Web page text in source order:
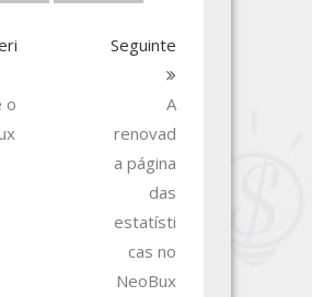
o
Seguinte
A
renovad
a página
das
estatísti
cas no
NeoBux